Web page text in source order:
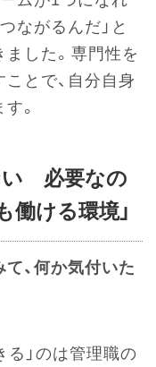
ながるんだ」と
した。専門性を
とで、自分自身
。
い 必要なの
働ける環境」
、何か気付いた
」のは管理職の